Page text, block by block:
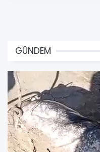
GÜNDEM